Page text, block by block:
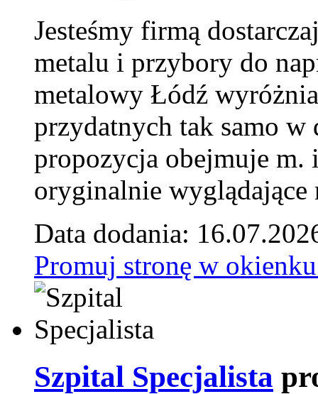
Jesteśmy firmą
metalu i przybory do
metalowy Łódź
przydatnych tak samo w
propozycja obejmuje m.
oryginalnie wyglądające
Data dodania:
Promuj stronę w
Szpital Specjalista